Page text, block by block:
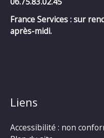
France Services : sur
après-midi.
Liens
Accessibilité : non